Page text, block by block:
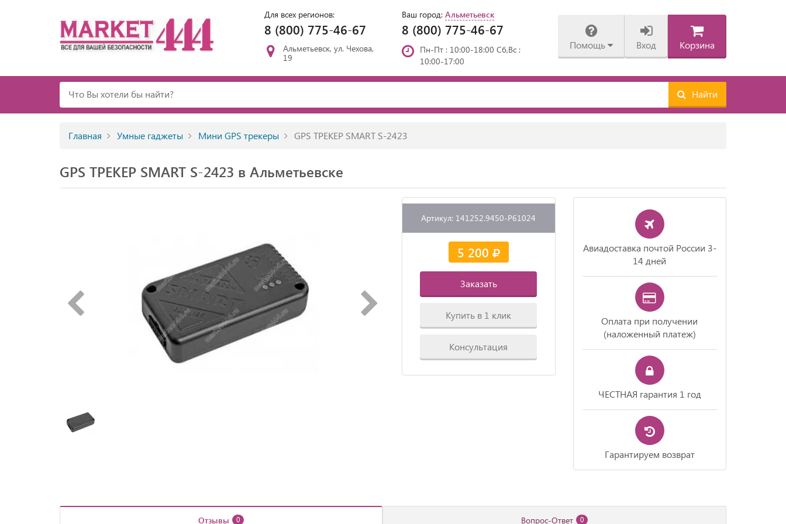
Для всех регионов:
8 (800) 775-46-67
Ваш город: Альметьевск
8 (800) 775-46-67
Альметьевск, ул. Чехова,
19
Пн-Пт : 10:00-18:00 Сб,Вс :
10:00-17:00
Помощь Вход Корзина
Найти
Главная Умные гаджеты Мини GPS трекеры GPS ТРЕКЕР SMART S-2423
GPS ТРЕКЕР SMART S-2423 в Альметьевске
Артикул: 141252.9450-P61024
5 200
Заказать
Купить в 1 клик
Консультация
Авиадоставка почтой России 3-
14 дней
Оплата при получении
(наложенный платеж)
ЧЕСТНАЯ гарантия 1 год
Гарантируем возврат
Отзывы 0 Вопрос-Ответ 0